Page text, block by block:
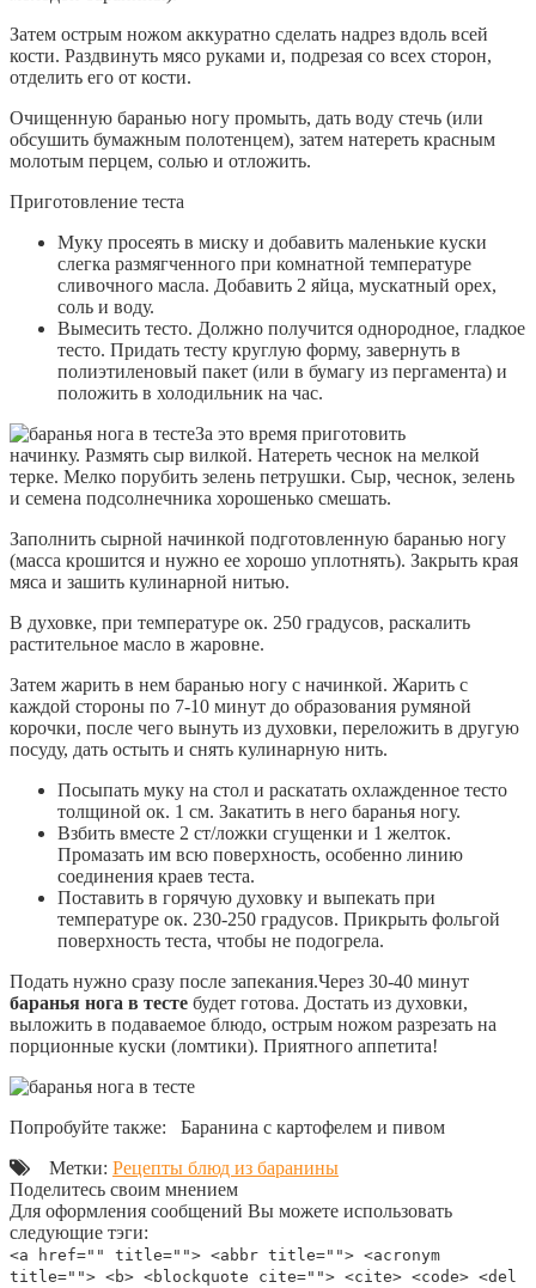
Затем острым ножом аккуратно сделать надрез вдоль всей
кости. Раздвинуть мясо руками и, подрезая со всех сторон,
отделить его от кости.
Очищенную баранью ногу промыть, дать воду стечь (или
обсушить бумажным полотенцем), затем натереть красным
молотым перцем, солью и отложить.
Приготовление теста
Муку просеять в миску и добавить маленькие куски
слегка размягченного при комнатной температуре
сливочного масла. Добавить 2 яйца, мускатный орех,
соль и воду.
Вымесить тесто. Должно получится однородное, гладкое
тесто. Придать тесту круглую форму, завернуть в
полиэтиленовый пакет (или в бумагу из пергамента) и
положить в холодильник на час.
За это время приготовить
начинку. Размять сыр вилкой. Натереть чеснок на мелкой
терке. Мелко порубить зелень петрушки. Сыр, чеснок, зелень
и семена подсолнечника хорошенько смешать.
Заполнить сырной начинкой подготовленную баранью ногу
(масса крошится и нужно ее хорошо уплотнять). Закрыть края
мяса и зашить кулинарной нитью.
В духовке, при температуре ок. 250 градусов, раскалить
растительное масло в жаровне.
Затем жарить в нем баранью ногу с начинкой. Жарить с
каждой стороны по 7-10 минут до образования румяной
корочки, после чего вынуть из духовки, переложить в другую
посуду, дать остыть и снять кулинарную нить.
Посыпать муку на стол и раскатать охлажденное тесто
толщиной ок. 1 см. Закатить в него баранья ногу.
Взбить вместе 2 ст/ложки сгущенки и 1 желток.
Промазать им всю поверхность, особенно линию
соединения краев теста.
Поставить в горячую духовку и выпекать при
температуре ок. 230-250 градусов. Прикрыть фольгой
поверхность теста, чтобы не подогрела.
Подать нужно сразу после запекания.Через 30-40 минут
баранья нога в тесте будет готова. Достать из духовки,
выложить в подаваемое блюдо, острым ножом разрезать на
порционные куски (ломтики). Приятного аппетита!
Попробуйте также: Баранина с картофелем и пивом
Метки: Рецепты блюд из баранины
Поделитесь своим мнением
Для оформления сообщений Вы можете использовать
следующие тэги:
<a href="" title=""> <abbr title=""> <acronym
title=""> <b> <blockquote cite=""> <cite> <code> <del